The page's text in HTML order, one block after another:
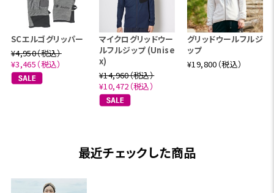
SCエルゴグリッパー
¥4,950（税込）
¥3,465（税込）
マイクログリッドウー
ルフルジップ (Unise
x)
¥14,960（税込）
¥10,472（税込）
グリッドウールフルジ
ップ
¥19,800（税込）
最近チェックした商品